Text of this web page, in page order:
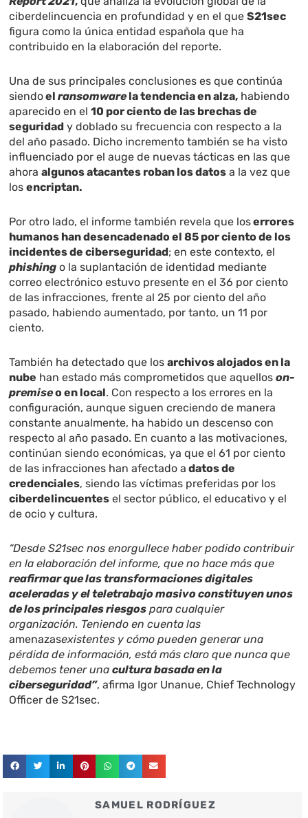
ciberdelincuencia en profundidad y en el queS21sec
figura como la única entidad española que ha
contribuido en la elaboración del reporte.
Una de sus principales conclusiones es que continúa
siendoelransomwarela tendencia en alza, habiendo
aparecido en el10 por ciento de las brechas de
seguridad y doblado su frecuencia con respecto a la
del año pasado. Dicho incremento también se ha visto
influenciado por el auge de nuevas tácticas en las que
ahoraalgunos atacantes roban los datos a la vez que
losencriptan.
Por otro lado, el informe también revela que loserrores
humanos han desencadenado el 85 por ciento de los
incidentes de ciberseguridad; en este contexto, el
phishing o la suplantación de identidad mediante
correo electrónico estuvo presente en el 36 por ciento
de las infracciones, frente al 25 por ciento del año
pasado, habiendo aumentado, por tanto, un 11 por
ciento.
También ha detectado que losarchivos alojados en la
nube han estado más comprometidos que aquelloson-
premiseo en local. Con respecto a los errores en la
configuración, aunque siguen creciendo de manera
constante anualmente, ha habido un descenso con
respecto al año pasado. En cuanto a las motivaciones,
continúan siendo económicas, ya que el 61 por ciento
de las infracciones han afectado a datos de
credenciales, siendo las víctimas preferidas por los
ciberdelincuentes el sector público, el educativo y el
de ocio y cultura.
“Desde S21sec nos enorgullece haber podido contribuir
en la elaboración del informe, que no hace más que
reafirmar que las transformaciones digitales
aceleradas y el teletrabajo masivo constituyen unos
de los principales riesgos para cualquier
organización. Teniendo en cuenta las
amenazasexistentes y cómo pueden generar una
pérdida de información, está más claro que nunca que
debemos tener unacultura basada en la
ciberseguridad”, afirma Igor Unanue, Chief Technology
Officer de S21sec.
SAMUEL RODRÍGUEZ